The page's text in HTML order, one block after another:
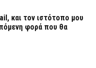
και τον ιστότοπο μου
φορά που θα